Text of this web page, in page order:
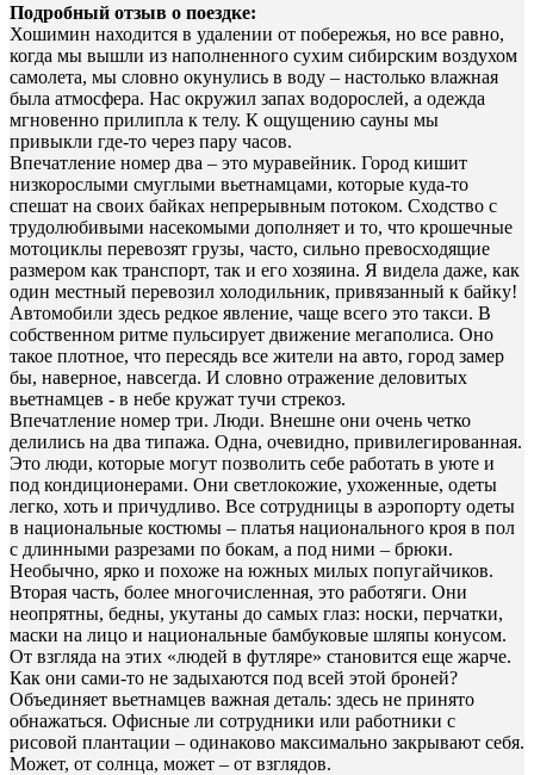
Подробный отзыв о поездке:
Хошимин находится в удалении от побережья, но все равно,
когда мы вышли из наполненного сухим сибирским воздухом
самолета, мы словно окунулись в воду – настолько влажная
была атмосфера. Нас окружил запах водорослей, а одежда
мгновенно прилипла к телу. К ощущению сауны мы
привыкли где-то через пару часов.
Впечатление номер два – это муравейник. Город кишит
низкорослыми смуглыми вьетнамцами, которые куда-то
спешат на своих байках непрерывным потоком. Сходство с
трудолюбивыми насекомыми дополняет и то, что крошечные
мотоциклы перевозят грузы, часто, сильно превосходящие
размером как транспорт, так и его хозяина. Я видела даже, как
один местный перевозил холодильник, привязанный к байку!
Автомобили здесь редкое явление, чаще всего это такси. В
собственном ритме пульсирует движение мегаполиса. Оно
такое плотное, что пересядь все жители на авто, город замер
бы, наверное, навсегда. И словно отражение деловитых
вьетнамцев - в небе кружат тучи стрекоз.
Впечатление номер три. Люди. Внешне они очень четко
делились на два типажа. Одна, очевидно, привилегированная.
Это люди, которые могут позволить себе работать в уюте и
под кондиционерами. Они светлокожие, ухоженные, одеты
легко, хоть и причудливо. Все сотрудницы в аэропорту одеты
в национальные костюмы – платья национального кроя в пол
с длинными разрезами по бокам, а под ними – брюки.
Необычно, ярко и похоже на южных милых попугайчиков.
Вторая часть, более многочисленная, это работяги. Они
неопрятны, бедны, укутаны до самых глаз: носки, перчатки,
маски на лицо и национальные бамбуковые шляпы конусом.
От взгляда на этих «людей в футляре» становится еще жарче.
Как они сами-то не задыхаются под всей этой броней?
Объединяет вьетнамцев важная деталь: здесь не принято
обнажаться. Офисные ли сотрудники или работники с
рисовой плантации – одинаково максимально закрывают себя.
Может, от солнца, может – от взглядов.